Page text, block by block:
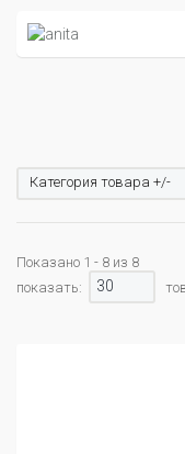
Категория товара +/-
Показано 1 - 8 из 8
показать:
30